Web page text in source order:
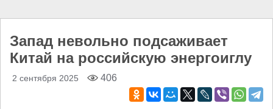
Запад невольно подсаживает
Китай на российскую энергоиглу
2 сентября 2025 406